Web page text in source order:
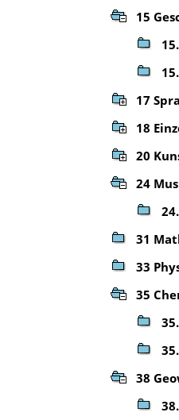
15
17
18
20
24
31
33
35
38